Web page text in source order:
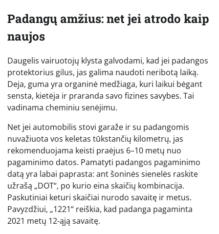
Padangų amžius: net jei atrodo kaip
naujos
Daugelis vairuotojų klysta galvodami, kad jei padangos
protektorius gilus, jas galima naudoti neribotą laiką.
Deja, guma yra organinė medžiaga, kuri laikui bėgant
sensta, kietėja ir praranda savo fizines savybes. Tai
vadinama cheminiu senėjimu.
Net jei automobilis stovi garaže ir su padangomis
nuvažiuota vos keletas tūkstančių kilometrų, jas
rekomenduojama keisti praėjus 6–10 metų nuo
pagaminimo datos. Pamatyti padangos pagaminimo
datą yra labai paprasta: ant šoninės sienelės raskite
užrašą „DOT“, po kurio eina skaičių kombinacija.
Paskutiniai keturi skaičiai nurodo savaitę ir metus.
Pavyzdžiui, „1221“ reiškia, kad padanga pagaminta
2021 metų 12-ąją savaitę.